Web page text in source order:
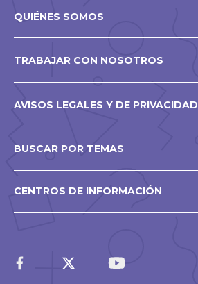
QUIÉNES SOMOS
TRABAJAR CON NOSOTROS
AVISOS LEGALES Y DE PRIVACIDAD
BUSCAR POR TEMAS
CENTROS DE INFORMACIÓN